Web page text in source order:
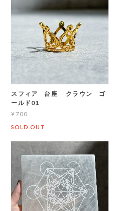
スフィア 台座 クラウン ゴ
ールド01
¥700
SOLD OUT